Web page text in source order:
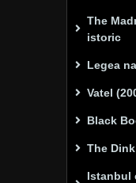
The
istoric
Legea
Vatel
Black
The
Istanbul